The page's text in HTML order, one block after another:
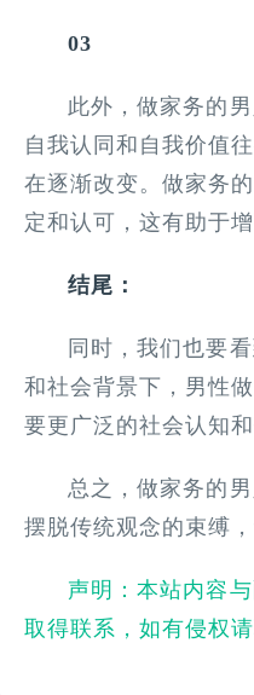
03
此外，做家务的
自我认同和自我价值
在逐渐改变。做家务
定和认可，这有助于
结尾：
同时，我们也要
和社会背景下，男性
要更广泛的社会认知
总之，做家务的
摆脱传统观念的束缚
声明：本站内容
取得联系，如有侵权